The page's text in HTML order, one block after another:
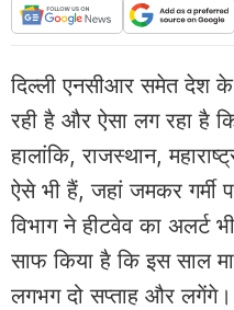
दिल्ली एनसीआर समेत देश के
रही है और ऐसा लग रहा है
हालांकि, राजस्थान,
ऐसे भी हैं, जहां जमकर गर्मी
विभाग ने हीटवेव का अलर्ट
साफ किया है कि इस साल
लगभग दो सप्ताह और लगेंगे।